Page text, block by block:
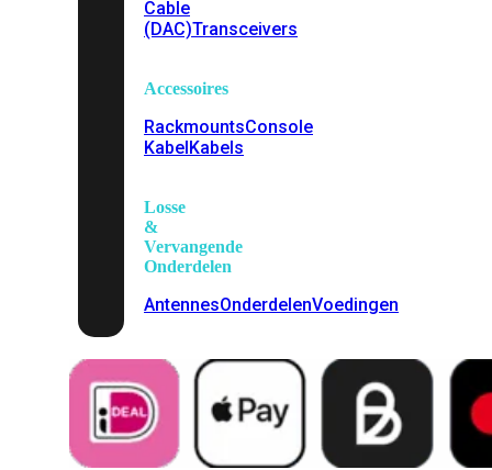
Cable
(DAC)Transceivers
Accessoires
RackmountsConsole
KabelKabels
Losse
&
Vervangende
Onderdelen
AntennesOnderdelenVoedingen